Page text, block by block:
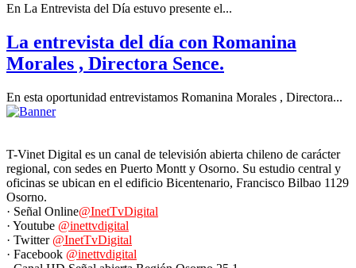
En La Entrevista del Día estuvo presente el...
La entrevista del día con Romanina
Morales , Directora Sence.
En esta oportunidad entrevistamos Romanina Morales , Directora...
T-Vinet Digital es un canal de televisión abierta chileno de carácter
regional, con sedes en Puerto Montt y Osorno. Su estudio central y
oficinas se ubican en el edificio Bicentenario, Francisco Bilbao 1129
Osorno.
· Señal Online@InetTvDigital
· Youtube @inettvdigital
· Twitter @InetTvDigital
· Facebook @inettvdigital